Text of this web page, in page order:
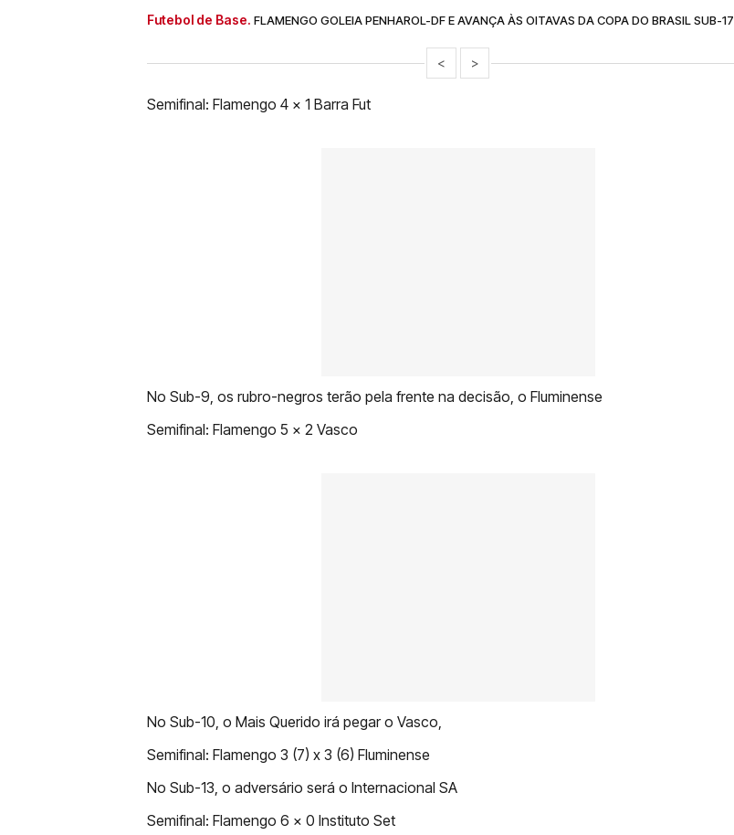
Futebol de Base. FLAMENGO GOLEIA PENHAROL-DF E AVANÇA ÀS OITAVAS DA COPA DO BRASIL SUB-17
< >
Semifinal: Flamengo 4 x 1 Barra Fut
No Sub-9, os rubro-negros terão pela frente na decisão, o Fluminense
Semifinal: Flamengo 5 x 2 Vasco
No Sub-10, o Mais Querido irá pegar o Vasco,
Semifinal: Flamengo 3 (7) x 3 (6) Fluminense
No Sub-13, o adversário será o Internacional SA
Semifinal: Flamengo 6 x 0 Instituto Set